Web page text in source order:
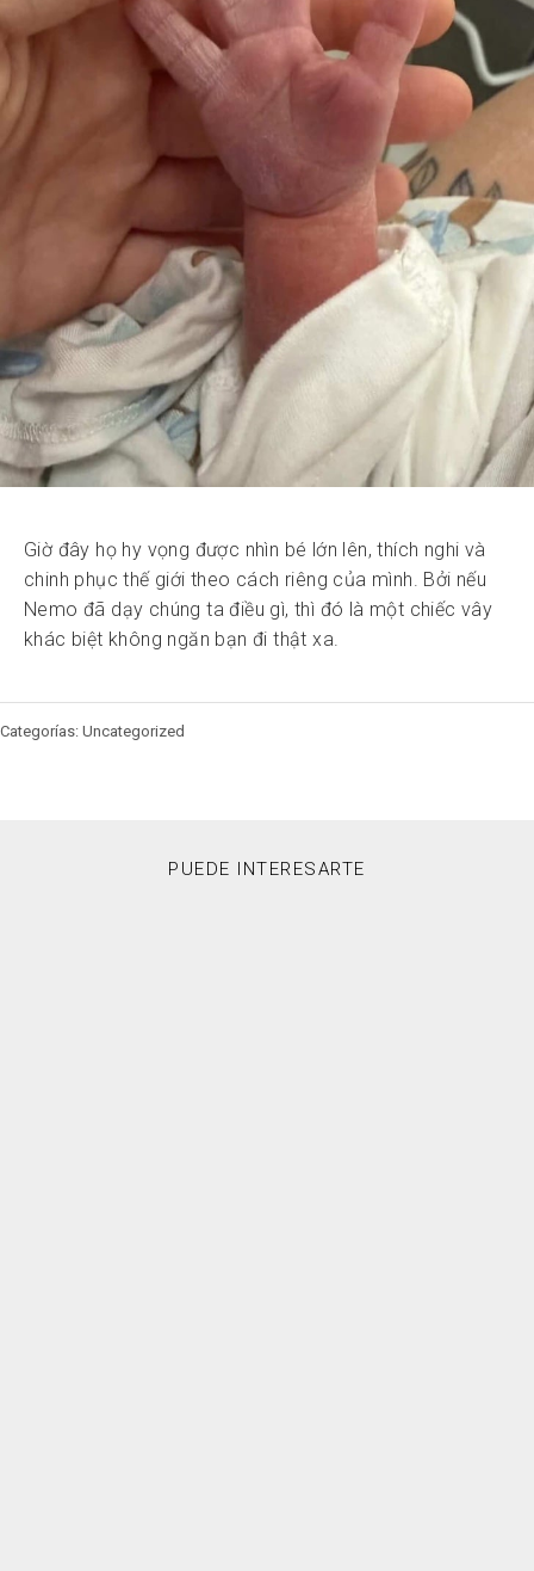
Giờ đây họ hy vọng được nhìn bé lớn lên, thích nghi và
chinh phục thế giới theo cách riêng của mình. Bởi nếu
Nemo đã dạy chúng ta điều gì, thì đó là một chiếc vây
khác biệt không ngăn bạn đi thật xa.
Categorías: Uncategorized
PUEDE INTERESARTE